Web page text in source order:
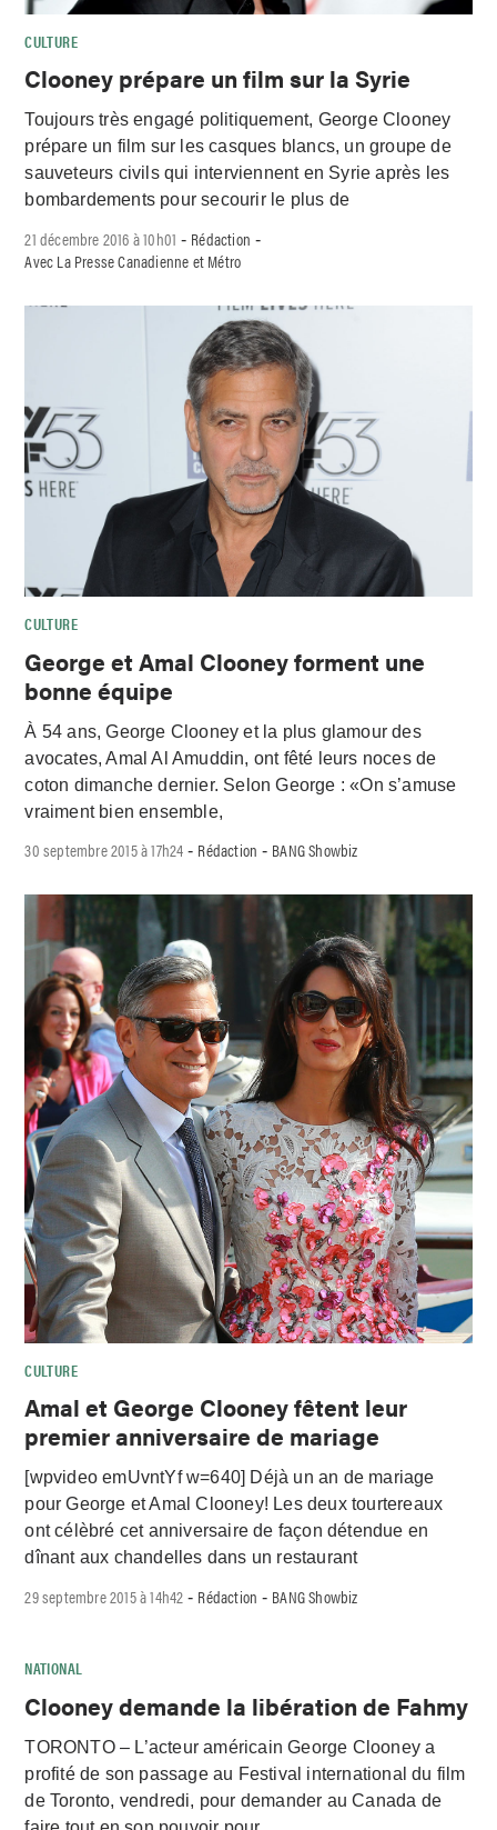
CULTURE
Clooney prépare un film sur la Syrie
Toujours très engagé politiquement, George Clooney
prépare un film sur les casques blancs, un groupe de
sauveteurs civils qui interviennent en Syrie après les
bombardements pour secourir le plus de
21 décembre 2016 à 10h01 - Rédaction -
Avec La Presse Canadienne et Métro
CULTURE
George et Amal Clooney forment une
bonne équipe
À 54 ans, George Clooney et la plus glamour des
avocates, Amal Al Amuddin, ont fêté leurs noces de
coton dimanche dernier. Selon George : «On s’amuse
vraiment bien ensemble,
30 septembre 2015 à 17h24 - Rédaction - BANG Showbiz
CULTURE
Amal et George Clooney fêtent leur
premier anniversaire de mariage
[wpvideo emUvntYf w=640] Déjà un an de mariage
pour George et Amal Clooney! Les deux tourtereaux
ont célèbré cet anniversaire de façon détendue en
dînant aux chandelles dans un restaurant
29 septembre 2015 à 14h42 - Rédaction - BANG Showbiz
NATIONAL
Clooney demande la libération de Fahmy
TORONTO – L’acteur américain George Clooney a
profité de son passage au Festival international du film
de Toronto, vendredi, pour demander au Canada de